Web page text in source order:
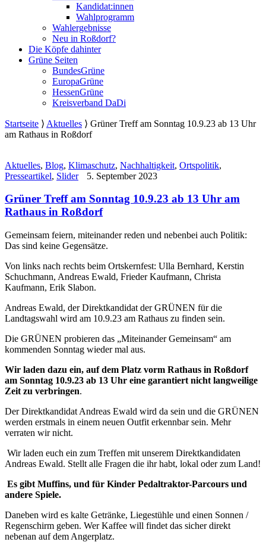
Kandidat:innen
Wahlprogramm
Wahlergebnisse
Neu in Roßdorf?
Die Köpfe dahinter
Grüne Seiten
BundesGrüne
EuropaGrüne
HessenGrüne
Kreisverband DaDi
Startseite ⟩ Aktuelles ⟩ Grüner Treff am Sonntag 10.9.23 ab 13 Uhr
am Rathaus in Roßdorf
Aktuelles, Blog, Klimaschutz, Nachhaltigkeit, Ortspolitik,
Presseartikel, Slider 5. September 2023
Grüner Treff am Sonntag 10.9.23 ab 13 Uhr am
Rathaus in Roßdorf
Gemeinsam feiern, miteinander reden und nebenbei auch Politik:
Das sind keine Gegensätze.
Von links nach rechts beim Ortskernfest: Ulla Bernhard, Kerstin
Schuchmann, Andreas Ewald, Frieder Kaufmann, Christa
Kaufmann, Erik Slabon.
Andreas Ewald, der Direktkandidat der GRÜNEN für die
Landtagswahl wird am 10.9.23 am Rathaus zu finden sein.
Die GRÜNEN probieren das „Miteinander Gemeinsam“ am
kommenden Sonntag wieder mal aus.
Wir laden dazu ein, auf dem Platz vorm Rathaus in Roßdorf
am Sonntag 10.9.23 ab 13 Uhr eine garantiert nicht langweilige
Zeit zu verbringen.
Der Direktkandidat Andreas Ewald wird da sein und die GRÜNEN
werden erstmals in einem neuen Outfit erkennbar sein. Mehr
verraten wir nicht.
Wir laden euch ein zum Treffen mit unserem Direktkandidaten
Andreas Ewald. Stellt alle Fragen die ihr habt, lokal oder zum Land!
Es gibt Muffins, und für Kinder Pedaltraktor-Parcours und
andere Spiele.
Daneben wird es kalte Getränke, Liegestühle und einen Sonnen /
Regenschirm geben. Wer Kaffee will findet das sicher direkt
nebenan auf dem Angerplatz.